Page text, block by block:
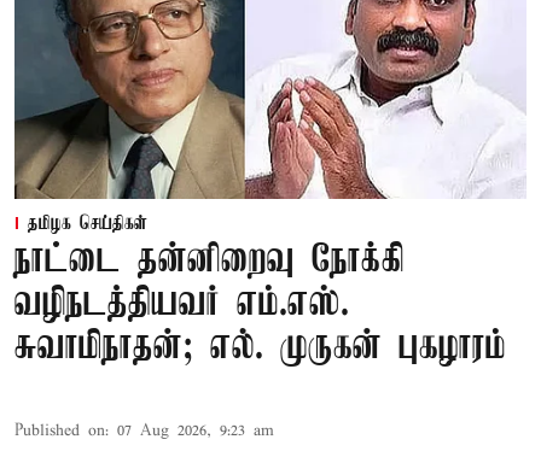
தமிழக செய்திகள்
நாட்டை தன்னிறைவு நோக்கி
வழிநடத்தியவர் எம்.எஸ்.
சுவாமிநாதன்; எல். முருகன் புகழாரம்
Published on: 07 Aug 2026, 9:23 am